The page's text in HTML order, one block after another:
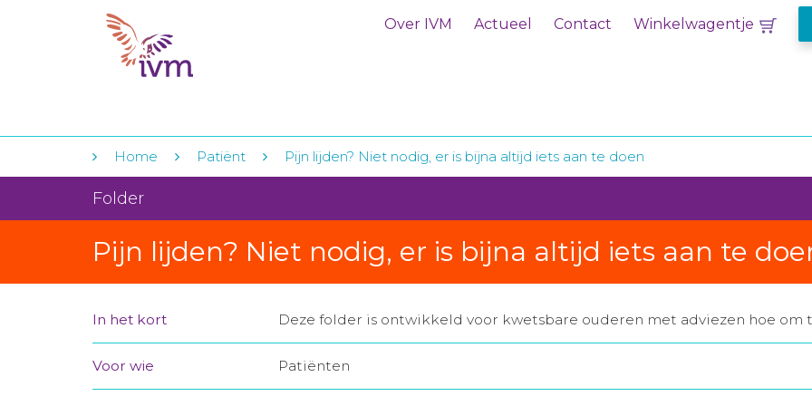
Over IVM Actueel Contact Winkelwagentje
Home Patiënt Pijn lijden? Niet nodig, er is bijna altijd iets aan te doen
Folder
Pijn lijden? Niet nodig, er is bijna altijd iets aan te
In het kort Deze folder is ontwikkeld voor kwetsbare ouderen met adviezen hoe om
Voor wie Patiënten